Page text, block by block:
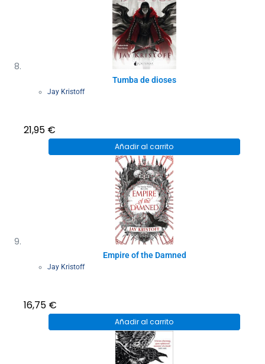
Tumba de dioses
Jay Kristoff
21,95 €
Añadir al carrito
Empire of the Damned
Jay Kristoff
16,75 €
Añadir al carrito